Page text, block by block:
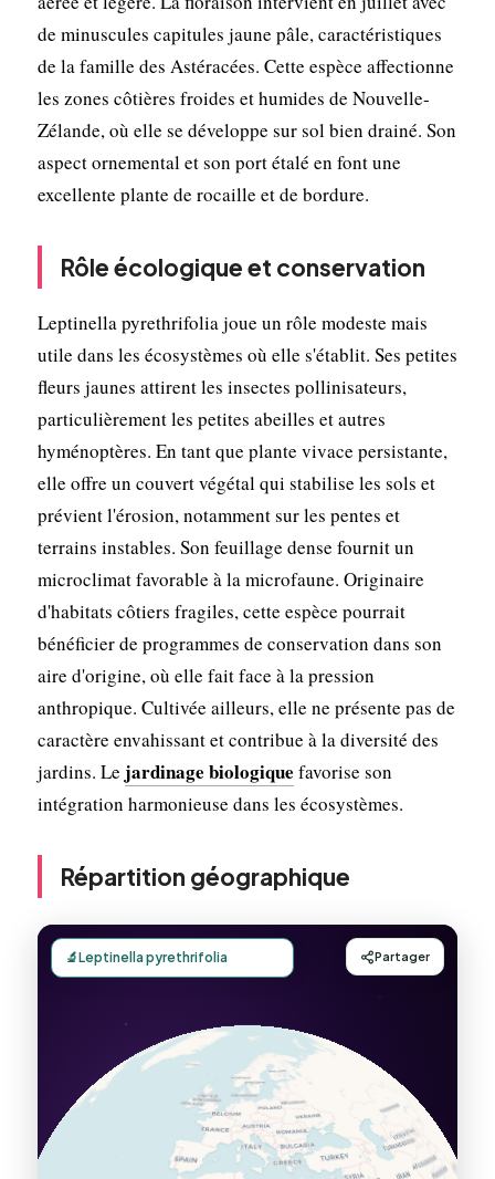
de minuscules capitules jaune pâle, caractéristiques
de la famille des Astéracées. Cette espèce affectionne
les zones côtières froides et humides de Nouvelle-
Zélande, où elle se développe sur sol bien drainé. Son
aspect ornemental et son port étalé en font une
excellente plante de rocaille et de bordure.
Rôle écologique et conservation
Leptinella pyrethrifolia joue un rôle modeste mais
utile dans les écosystèmes où elle s'établit. Ses petites
fleurs jaunes attirent les insectes pollinisateurs,
particulièrement les petites abeilles et autres
hyménoptères. En tant que plante vivace persistante,
elle offre un couvert végétal qui stabilise les sols et
prévient l'érosion, notamment sur les pentes et
terrains instables. Son feuillage dense fournit un
microclimat favorable à la microfaune. Originaire
d'habitats côtiers fragiles, cette espèce pourrait
bénéficier de programmes de conservation dans son
aire d'origine, où elle fait face à la pression
anthropique. Cultivée ailleurs, elle ne présente pas de
caractère envahissant et contribue à la diversité des
jardins. Le jardinage biologique favorise son
intégration harmonieuse dans les écosystèmes.
Répartition géographique